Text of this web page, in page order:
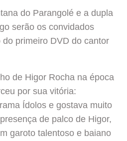
do Parangolé e a dupla
serão os convidados
primeiro DVD do cantor
de Higor Rocha na época
por sua vitória:
Ídolos e gostava muito
de palco de Higor,
garoto talentoso e baiano